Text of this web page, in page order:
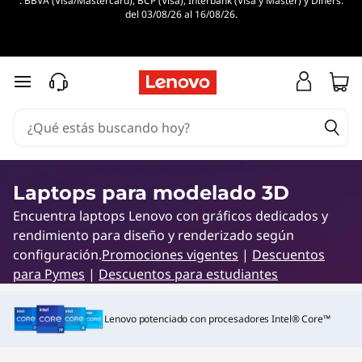
a
p
o
p
p
a
del 03/08/26 al 16/08/26.
Ir al contenido principal
Laptops para modelado 3D
Encuentra laptops Lenovo con gráficos dedicados y
rendimiento para diseño y renderizado según
configuración.Promociones vigentes | Descuentos
para Pymes | Descuentos para estudiantes
Lenovo potenciado con procesadores Intel® Core™